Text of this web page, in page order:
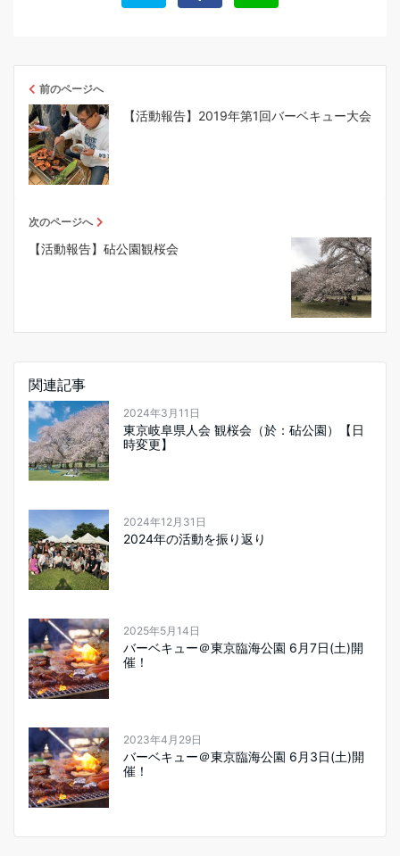
前のページへ
【活動報告】2019年第1回バーベキュー大会
次のページへ
【活動報告】砧公園観桜会
関連記事
2024年3月11日
東京岐阜県人会 観桜会（於：砧公園）【日
時変更】
2024年12月31日
2024年の活動を振り返り
2025年5月14日
バーベキュー＠東京臨海公園 6月7日(土)開
催！
2023年4月29日
バーベキュー＠東京臨海公園 6月3日(土)開
催！